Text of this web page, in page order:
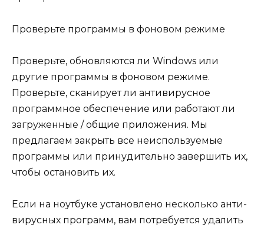
Проверьте программы в фоновом режиме
Проверьте, обновляются ли Windows или
другие программы в фоновом режиме.
Проверьте, сканирует ли антивирусное
программное обеспечение или работают ли
загруженные / общие приложения. Мы
предлагаем закрыть все неиспользуемые
программы или принудительно завершить их,
чтобы остановить их.
Если на ноутбуке установлено несколько анти-
вирусных программ, вам потребуется удалить